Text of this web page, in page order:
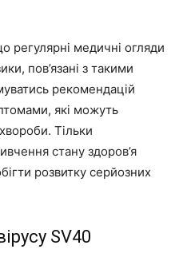
регулярні медичні огляди
пов’язані з такими
рекомендацій
які можуть
Тільки
стану здоров’я
розвитку серйозних
SV40